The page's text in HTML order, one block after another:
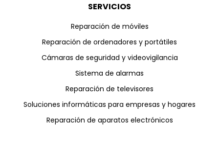
SERVICIOS
Reparación de móviles
Reparación de ordenadores y portátiles
Cámaras de seguridad y videovigilancia
Sistema de alarmas
Reparación de televisores
Soluciones informáticas para empresas y hogares
Reparación de aparatos electrónicos